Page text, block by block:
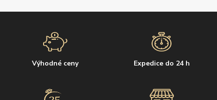
Výhodné ceny Expedice do 24 h